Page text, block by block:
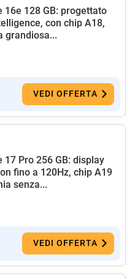
16e 128 GB: progettato
con chip A18,
grandiosa...
VEDI OFFERTA
17 Pro 256 GB: display
fino a 120Hz, chip A19
senza...
VEDI OFFERTA